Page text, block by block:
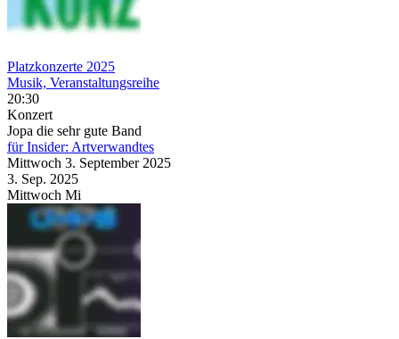
Platzkonzerte 2025
Musik, Veranstaltungsreihe
20:30
Konzert
Jopa die sehr gute Band
für Insider: Artverwandtes
Mittwoch 3. September 2025
3. Sep. 2025
Mittwoch Mi